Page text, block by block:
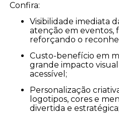
Confira:
Visibilidade imediata da marca: atraem
atenção em eventos,
reforçando o
Custo-benefício em marketing: oferecem
grande impacto
acessível;
Personalização criativa: permitem aplicar
logotipos, cores e
divertida e estratégica;